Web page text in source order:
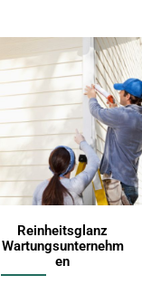
Reinheitsglanz
Wartungsunternehm
en